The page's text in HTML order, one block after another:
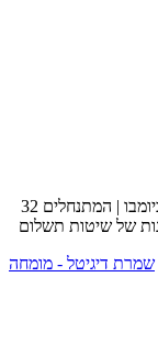
כל הזכויות שמורות לחברת ביומבו | המתנחלים 32
שמרת דיגיטל - מומחה